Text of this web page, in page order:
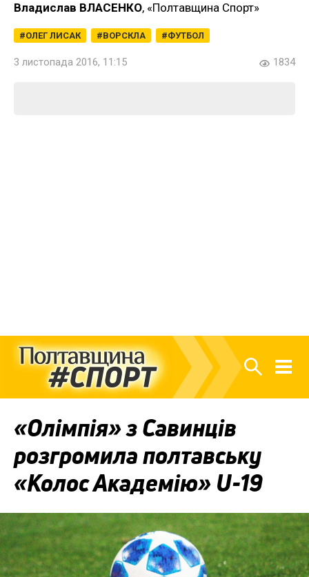
Владислав ВЛАСЕНКО, «Полтавщина Спорт»
ОЛЕГ ЛИСАК ВОРСКЛА ФУТБОЛ
3 листопада 2016, 11:15 1834
«Олімпія» з Савинців
розгромила полтавську
«Колос Академію» U-19